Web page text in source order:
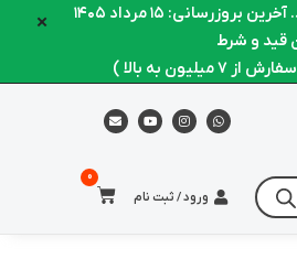
×
۱۵ مرداد ۱۴۰۵
قید و شرط
به بالا )
ورود / ثبت نام